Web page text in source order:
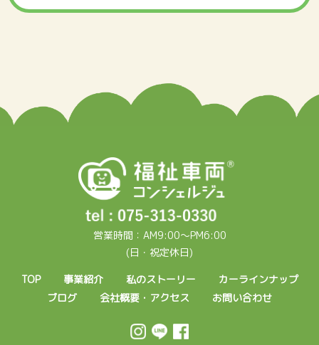
営業時間：AM9:00～PM6:00
(日・祝定休日)
TOP
事業紹介 私のストーリー
カーラインナップ
ブログ
会社概要・アクセス お問い合わせ